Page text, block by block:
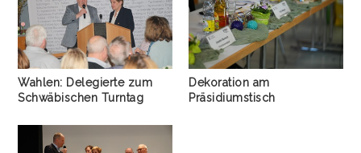
Wahlen: Delegierte zum
Schwäbischen Turntag
Dekoration am
Präsidiumstisch